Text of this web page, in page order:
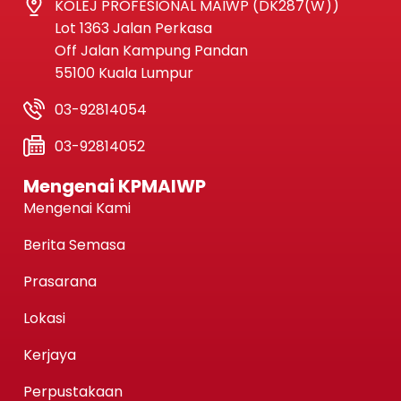
KOLEJ PROFESIONAL MAIWP (DK287(W))
Lot 1363 Jalan Perkasa
Off Jalan Kampung Pandan
55100 Kuala Lumpur
03-92814054
03-92814052
Mengenai KPMAIWP
Mengenai Kami
Berita Semasa
Prasarana
Lokasi
Kerjaya
Perpustakaan